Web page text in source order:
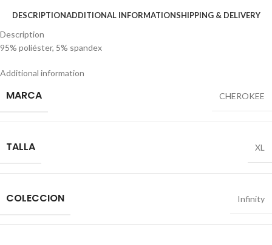
DESCRIPTIONADDITIONAL INFORMATIONSHIPPING & DELIVERY
Description
95% poliéster, 5% spandex
Additional information
MARCA CHEROKEE
TALLA XL
COLECCION Infinity